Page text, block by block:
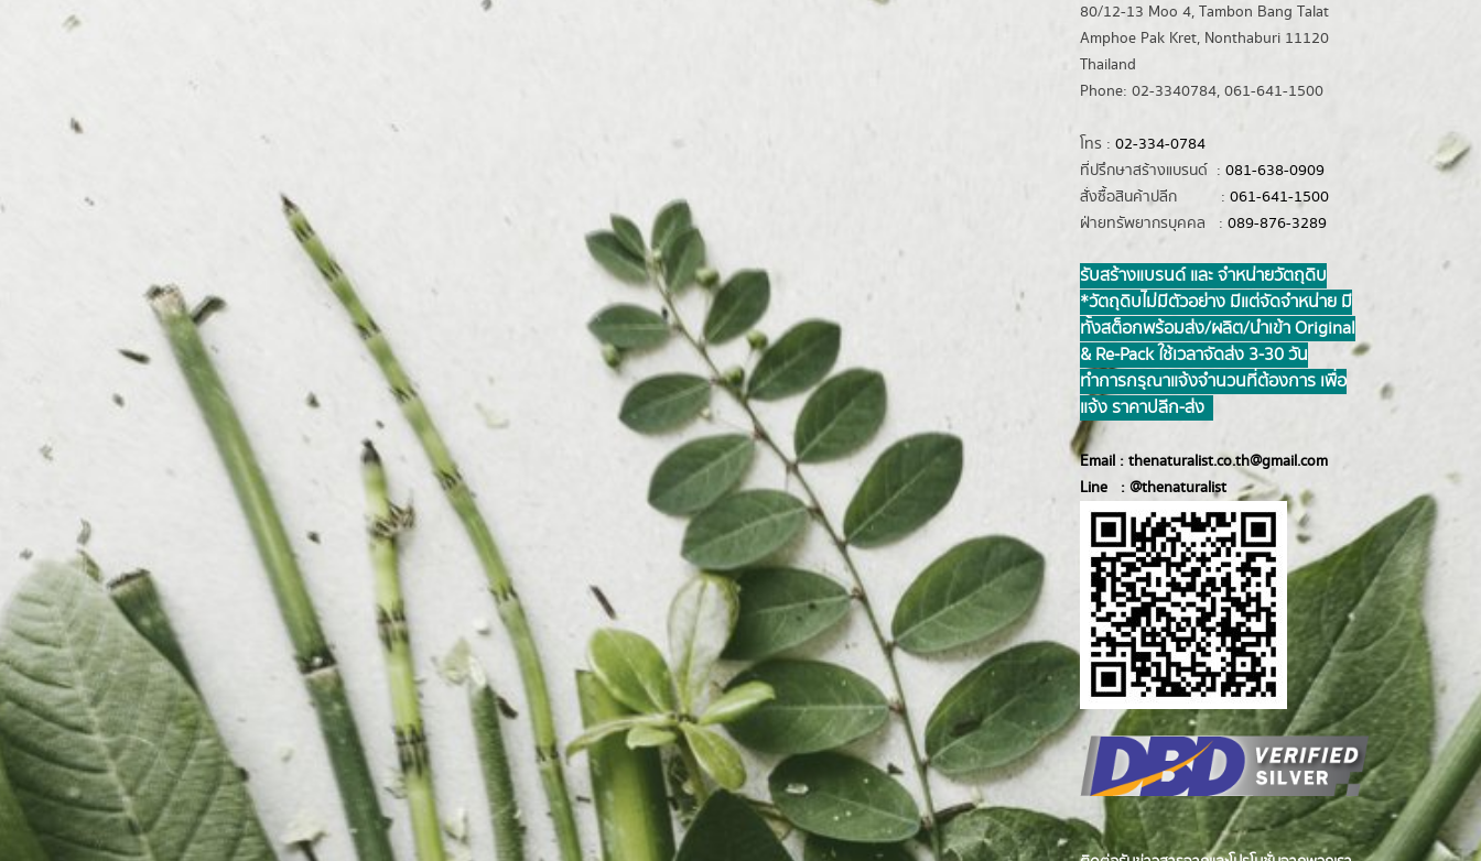
80/12-13 Moo 4, Tambon Bang Talat
Amphoe Pak Kret, Nonthaburi 11120
Thailand
Phone: 02-3340784, 061-641-1500
โทร : 02-334-0784
ที่ปรึกษาสร้างแบรนด์ : 081-638-0909
สั่งซื้อสินค้าปลีก : 061-641-1500
ฝ่ายทรัพยากรบุคคล : 089-876-3289
รับสร้างแบรนด์ และ จำหน่ายวัตถุดิบ
*วัตถุดิบไม่มีตัวอย่าง มีแต่จัดจำหน่าย มี
ทั้งสต็อกพร้อมส่ง/ผลิต/นำเข้า Original
& Re-Pack ใช้เวลาจัดส่ง 3-30 วัน
ทำการ กรุณาแจ้งจำนวนที่ต้องการ เพื่อ
แจ้ง ราคาปลีก-ส่ง
Email : thenaturalist.co.th@gmail.com
Line : @thenaturalist